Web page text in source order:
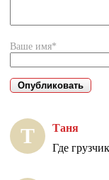
Ваше имя*
Т Таня
Где